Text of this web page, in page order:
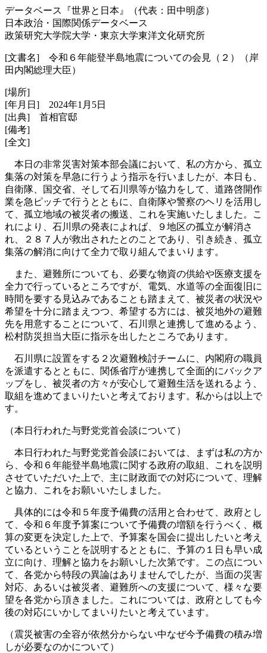
データベース『世界と日本』（代表：田中明彦）
日本政治・国際関係データベース
政策研究大学院大学・東京大学東洋文化研究所
[文書名] 令和６年能登半島地震についての会見（２）（岸
田内閣総理大臣）
[場所]
[年月日] 2024年1月5日
[出典] 首相官邸
[備考]
[全文]
本日の非常災害対策本部会議において、私の方から、孤立
集落の対策を早急に行うよう指示を行いましたが、本日も、
自衛隊、国交省、そして石川県等が協力をして、道路啓開作
業を急ピッチで行うとともに、自衛隊や警察のヘリを活用し
て、孤立地域の被災者の搬送、これを実施いたしました。こ
れにより、石川県の発表によれば、９地区の孤立が解消さ
れ、２８７人が救出されたとのことであり、引き続き、孤立
集落の解消に向けて全力で取り組んでまいります。
また、避難所についても、必要な物資の供給や医療支援を
全力で行っているところですが、電気、水道等の全面復旧に
時間を要する見込みであることも踏まえて、被災者の状況や
希望を十分に踏まえつつ、希望する方には、被災地外の避難
先を用意することについて、石川県と連携して進めるよう、
松村防災担当大臣に指示を出したところであります。
石川県に設置をする２次避難検討チームに、内閣府の職員
を派遣するとともに、関係省庁が連携して全面的にバックア
ップをし、被災者の方々が安心して避難生活を送れるよう、
取組を進めてまいりたいと考えております。私からは以上で
す。
（本日行われた与野党党首会談について）
本日行われた与野党党首会談においては、まずは私の方か
ら、令和６年能登半島地震に関する政府の取組、これを説明
させていただいた上で、主に財政面での対応について、理解
と協力、これをお願いいたしました。
具体的には令和５年度予備費の活用と合わせて、政府とし
て、令和６年度予算案について予備費の増額を行うべく、概
算の変更を決定した上で、予算案を国会に提出したいと考え
ているということを説明するとともに、予算の１日も早い成
立に向け、理解と協力をお願いした次第です。この点につい
て、各党から特段の異論はありませんでしたが、当面の災害
対応、あるいは被災者、避難所への支援について、様々な要
望を各党から頂きました。これについては、政府としても今
後の対応にいかしてまいりたいと考えています。
（震災被害の全容が依然分からない中なぜ今予備費の積み増
しが必要なのかについて）